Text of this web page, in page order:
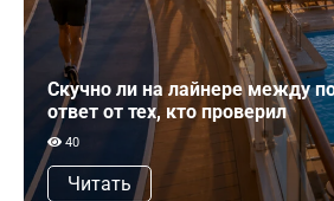
Скучно ли на лайнере между
ответ от тех, кто проверил
40
Читать